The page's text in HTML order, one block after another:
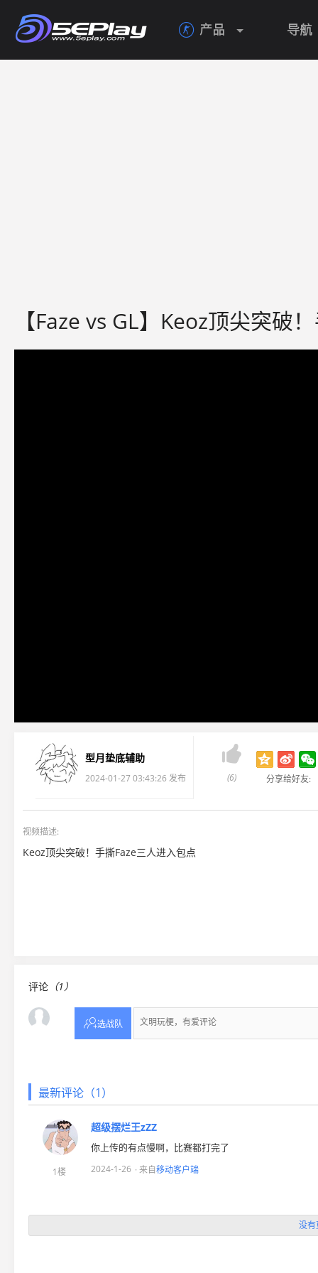
 产品 导航
【Faze vs GL】Keoz顶尖突破
型月垫底辅助
2024-01-27 03:43:26 发布

(6) 分享给好友:
视频描述:
Keoz顶尖突破！手撕Faze三人进入包点
评论 （1）
选战队
最新评论（1）
1楼
超级摆烂王zZZ
你上传的有点慢啊，比赛都打完了
2024-1-26 · 来自移动客户端
没有